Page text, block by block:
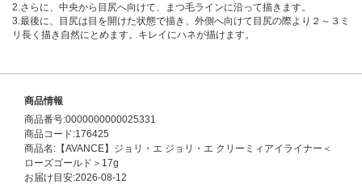
2.さらに、中央から目尻へ向けて、まつ毛ラインに沿って描きます。
3.最後に、目尻は目を開けた状態で描き、外側へ向けて目尻の際より２～３ミ
リ長く描き自然にとめます。キレイにハネが描けます。
商品情報
商品番号:0000000000025331
商品コード:176425
商品名:【AVANCE】ジョリ・エ ジョリ・エ クリーミィアイライナー＜
ローズゴールド＞17g
お届け目安:2026-08-12